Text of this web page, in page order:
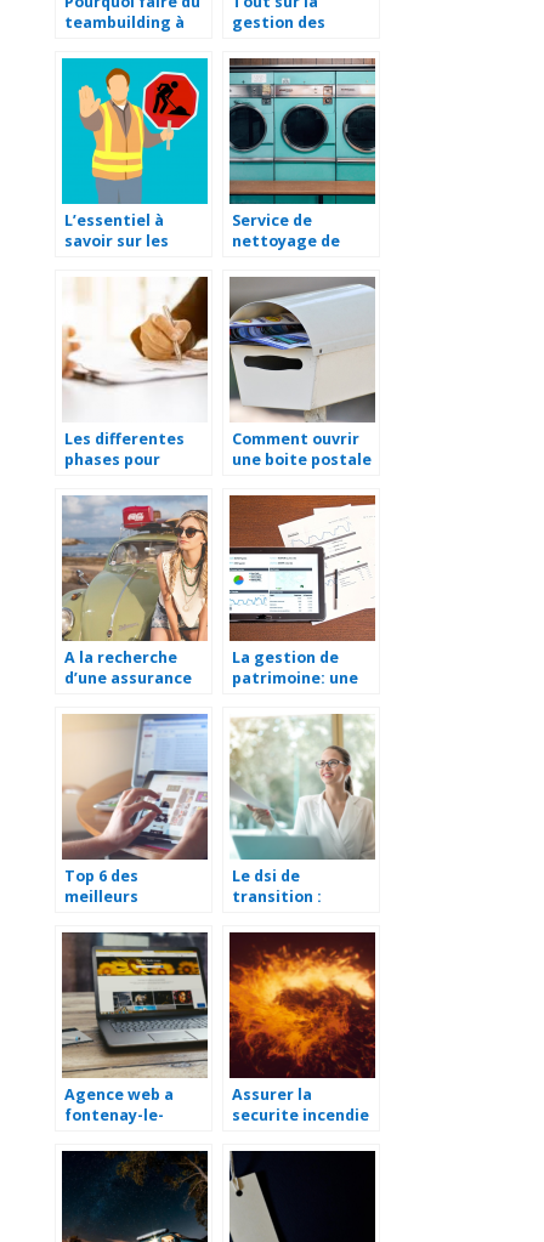
teambuilding à
gestion des
informatiques
L’essentiel à
savoir sur les
chantiers
Service de
nettoyage de
les entreprises en
ont recours ?
Les differentes
phases pour
competences
Comment ouvrir
une boite postale
A la recherche
d’une assurance
conducteur
La gestion de
patrimoine: une
annees a venir
Top 6 des
meilleurs
dropshipping en
2021
Le dsi de
transition :
gestion de crise
d’entreprise
Agence web a
fontenay-le-
partenaire
numerique local
Assurer la
securite incendie
proteger vos
biens et vos vies